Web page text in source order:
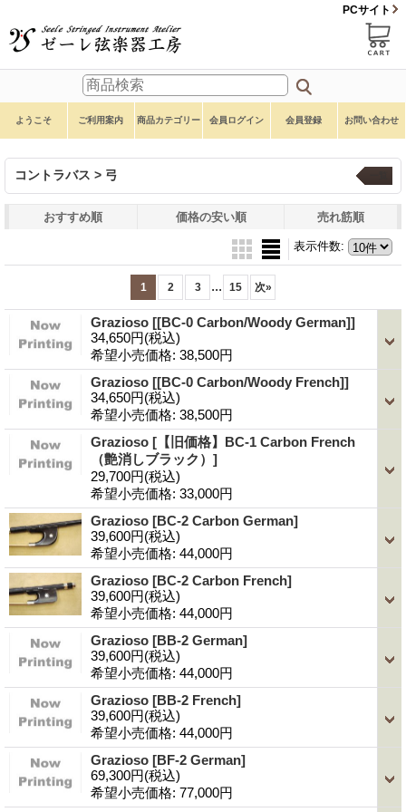
PCサイト
ようこそ ご利用案内 商品カテゴリー 会員ログイン 会員登録 お問い合わせ
コントラバス > 弓
おすすめ順 価格の安い順 売れ筋順
表示件数:
1 2 3 ... 15 次»
Grazioso [[BC-0 Carbon/Woody German]]
34,650円(税込)
希望小売価格: 38,500円
Grazioso [[BC-0 Carbon/Woody French]]
34,650円(税込)
希望小売価格: 38,500円
Grazioso [【旧価格】BC-1 Carbon French
（艶消しブラック）]
29,700円(税込)
希望小売価格: 33,000円
Grazioso [BC-2 Carbon German]
39,600円(税込)
希望小売価格: 44,000円
Grazioso [BC-2 Carbon French]
39,600円(税込)
希望小売価格: 44,000円
Grazioso [BB-2 German]
39,600円(税込)
希望小売価格: 44,000円
Grazioso [BB-2 French]
39,600円(税込)
希望小売価格: 44,000円
Grazioso [BF-2 German]
69,300円(税込)
希望小売価格: 77,000円